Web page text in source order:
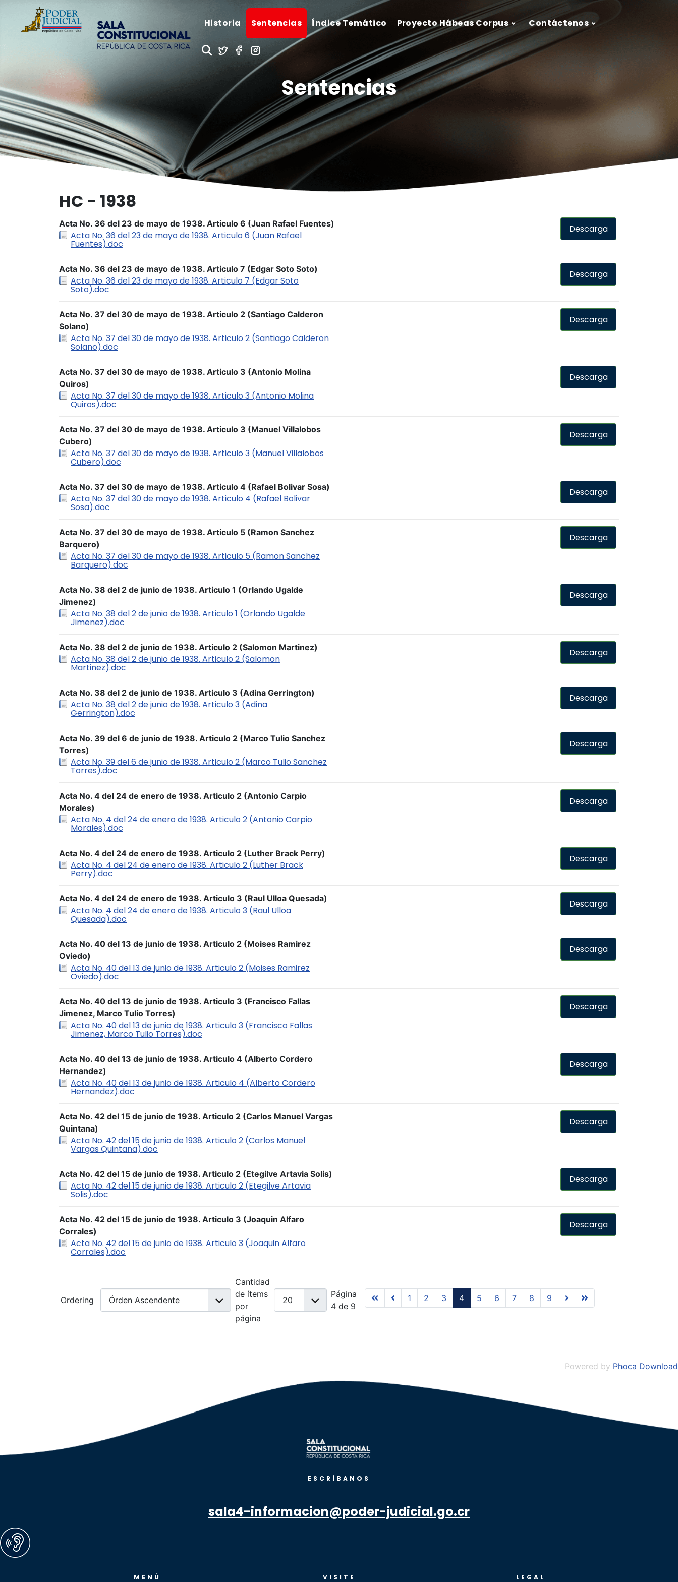
Historia Sentencias Índice Temático Proyecto Hábeas Corpus Contáctenos
Sentencias
HC - 1938
Acta No. 36 del 23 de mayo de 1938. Articulo 6 (Juan Rafael Fuentes)
Acta No. 36 del 23 de mayo de 1938. Articulo 6 (Juan Rafael
Fuentes).doc
Descarga
Acta No. 36 del 23 de mayo de 1938. Articulo 7 (Edgar Soto Soto)
Acta No. 36 del 23 de mayo de 1938. Articulo 7 (Edgar Soto
Soto).doc
Descarga
Acta No. 37 del 30 de mayo de 1938. Articulo 2 (Santiago Calderon
Solano)
Acta No. 37 del 30 de mayo de 1938. Articulo 2 (Santiago Calderon
Solano).doc
Descarga
Acta No. 37 del 30 de mayo de 1938. Articulo 3 (Antonio Molina
Quiros)
Acta No. 37 del 30 de mayo de 1938. Articulo 3 (Antonio Molina
Quiros).doc
Descarga
Acta No. 37 del 30 de mayo de 1938. Articulo 3 (Manuel Villalobos
Cubero)
Acta No. 37 del 30 de mayo de 1938. Articulo 3 (Manuel Villalobos
Cubero).doc
Descarga
Acta No. 37 del 30 de mayo de 1938. Articulo 4 (Rafael Bolivar Sosa)
Acta No. 37 del 30 de mayo de 1938. Articulo 4 (Rafael Bolivar
Sosa).doc
Descarga
Acta No. 37 del 30 de mayo de 1938. Articulo 5 (Ramon Sanchez
Barquero)
Acta No. 37 del 30 de mayo de 1938. Articulo 5 (Ramon Sanchez
Barquero).doc
Descarga
Acta No. 38 del 2 de junio de 1938. Articulo 1 (Orlando Ugalde
Jimenez)
Acta No. 38 del 2 de junio de 1938. Articulo 1 (Orlando Ugalde
Jimenez).doc
Descarga
Acta No. 38 del 2 de junio de 1938. Articulo 2 (Salomon Martinez)
Acta No. 38 del 2 de junio de 1938. Articulo 2 (Salomon
Martinez).doc
Descarga
Acta No. 38 del 2 de junio de 1938. Articulo 3 (Adina Gerrington)
Acta No. 38 del 2 de junio de 1938. Articulo 3 (Adina
Gerrington).doc
Descarga
Acta No. 39 del 6 de junio de 1938. Articulo 2 (Marco Tulio Sanchez
Torres)
Acta No. 39 del 6 de junio de 1938. Articulo 2 (Marco Tulio Sanchez
Torres).doc
Descarga
Acta No. 4 del 24 de enero de 1938. Articulo 2 (Antonio Carpio
Morales)
Acta No. 4 del 24 de enero de 1938. Articulo 2 (Antonio Carpio
Morales).doc
Descarga
Acta No. 4 del 24 de enero de 1938. Articulo 2 (Luther Brack Perry)
Acta No. 4 del 24 de enero de 1938. Articulo 2 (Luther Brack
Perry).doc
Descarga
Acta No. 4 del 24 de enero de 1938. Articulo 3 (Raul Ulloa Quesada)
Acta No. 4 del 24 de enero de 1938. Articulo 3 (Raul Ulloa
Quesada).doc
Descarga
Acta No. 40 del 13 de junio de 1938. Articulo 2 (Moises Ramirez
Oviedo)
Acta No. 40 del 13 de junio de 1938. Articulo 2 (Moises Ramirez
Oviedo).doc
Descarga
Acta No. 40 del 13 de junio de 1938. Articulo 3 (Francisco Fallas
Jimenez, Marco Tulio Torres)
Acta No. 40 del 13 de junio de 1938. Articulo 3 (Francisco Fallas
Jimenez, Marco Tulio Torres).doc
Descarga
Acta No. 40 del 13 de junio de 1938. Articulo 4 (Alberto Cordero
Hernandez)
Acta No. 40 del 13 de junio de 1938. Articulo 4 (Alberto Cordero
Hernandez).doc
Descarga
Acta No. 42 del 15 de junio de 1938. Articulo 2 (Carlos Manuel Vargas
Quintana)
Acta No. 42 del 15 de junio de 1938. Articulo 2 (Carlos Manuel
Vargas Quintana).doc
Descarga
Acta No. 42 del 15 de junio de 1938. Articulo 2 (Etegilve Artavia Solis)
Acta No. 42 del 15 de junio de 1938. Articulo 2 (Etegilve Artavia
Solis).doc
Descarga
Acta No. 42 del 15 de junio de 1938. Articulo 3 (Joaquin Alfaro
Corrales)
Acta No. 42 del 15 de junio de 1938. Articulo 3 (Joaquin Alfaro
Corrales).doc
Descarga
Ordering
Cantidad
de ítems
por
página
Página
4 de 9
1 2 3 4 5 6 7 8 9
Powered by Phoca Download
ESCRÍBANOS
sala4-informacion@poder-judicial.go.cr
MENÚ VISITE LEGAL